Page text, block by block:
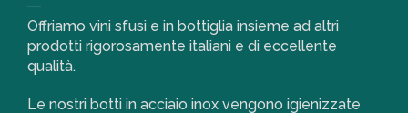
Offriamo vini sfusi e in bottiglia insieme ad altri
prodotti rigorosamente italiani e di eccellente
qualità.
Le nostri botti in acciaio inox vengono igienizzate